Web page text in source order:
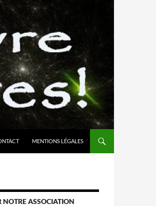
MENTIONS LÉGALES
NOTRE ASSOCIATION